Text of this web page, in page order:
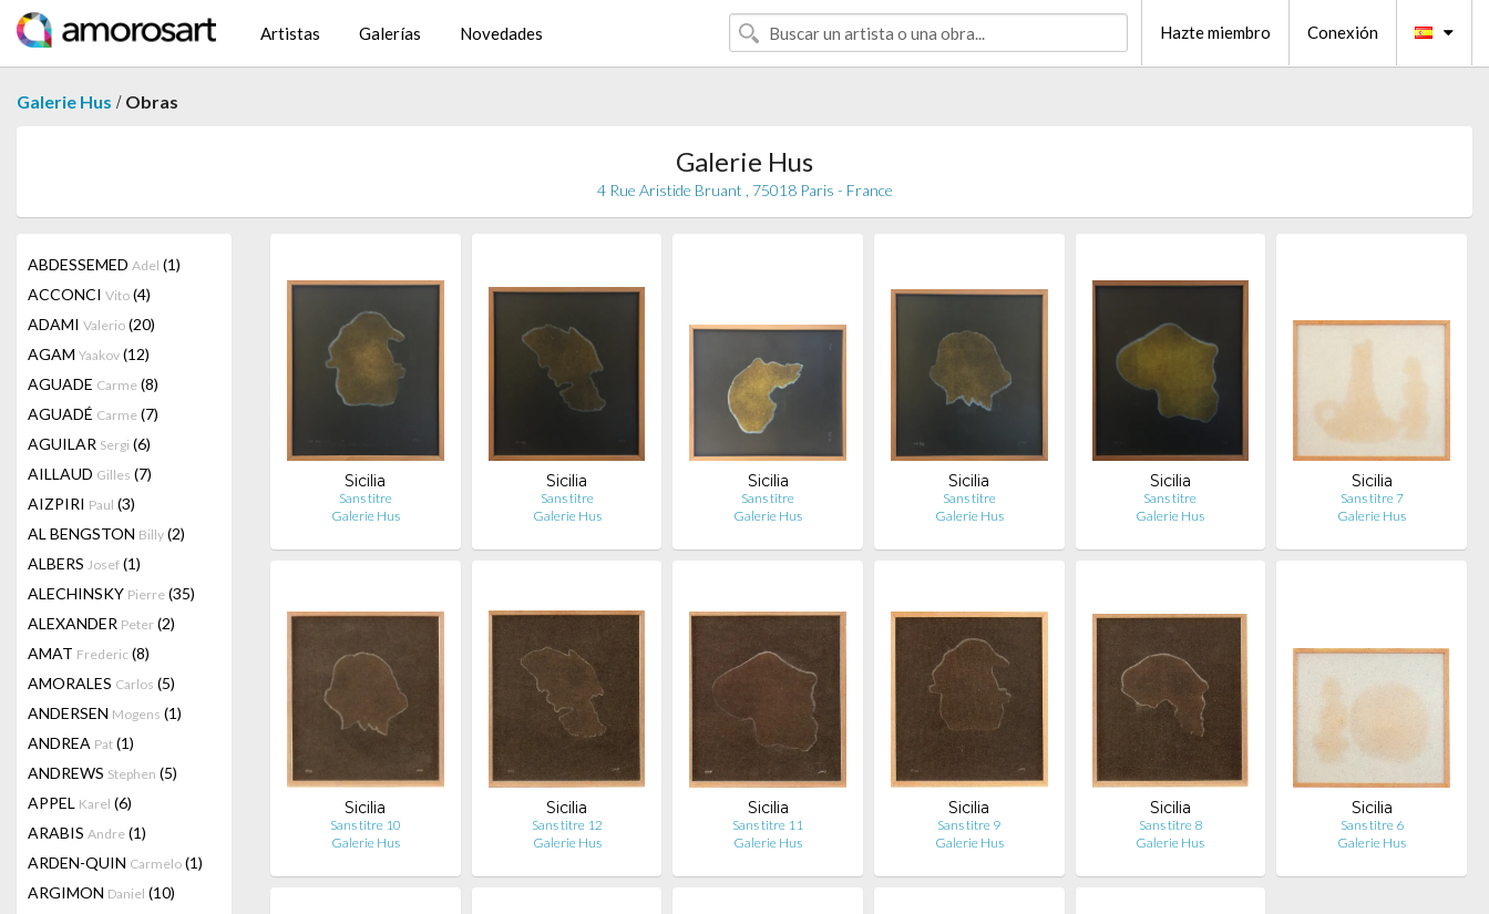
Artistas Galerías Novedades Hazte miembro Conexión
Galerie Hus / Obras
Galerie Hus
4 Rue Aristide Bruant , 75018 Paris - France
ABDESSEMED Adel (1)
ACCONCI Vito (4)
ADAMI Valerio (20)
AGAM Yaakov (12)
AGUADE Carme (8)
AGUADÉ Carme (7)
AGUILAR Sergi (6)
AILLAUD Gilles (7)
AIZPIRI Paul (3)
AL BENGSTON Billy (2)
ALBERS Josef (1)
ALECHINSKY Pierre (35)
ALEXANDER Peter (2)
AMAT Frederic (8)
AMORALES Carlos (5)
ANDERSEN Mogens (1)
ANDREA Pat (1)
ANDREWS Stephen (5)
APPEL Karel (6)
ARABIS Andre (1)
ARDEN-QUIN Carmelo (1)
ARGIMON Daniel (10)
Sicilia
Sans titre
Galerie Hus
Sicilia
Sans titre
Galerie Hus
Sicilia
Sans titre
Galerie Hus
Sicilia
Sans titre
Galerie Hus
Sicilia
Sans titre
Galerie Hus
Sicilia
Sans titre 7
Galerie Hus
Sicilia
Sans titre 10
Galerie Hus
Sicilia
Sans titre 12
Galerie Hus
Sicilia
Sans titre 11
Galerie Hus
Sicilia
Sans titre 9
Galerie Hus
Sicilia
Sans titre 8
Galerie Hus
Sicilia
Sans titre 6
Galerie Hus